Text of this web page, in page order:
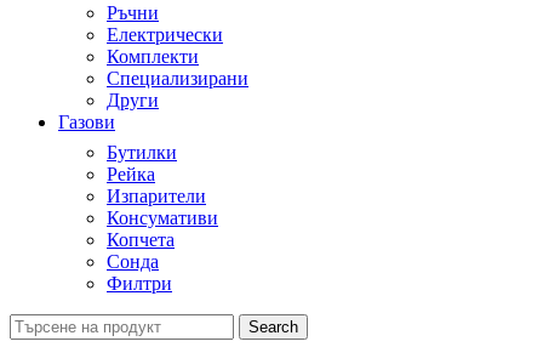
Ръчни
Електрически
Комплекти
Специализирани
Други
Газови
Бутилки
Рейка
Изпарители
Консумативи
Копчета
Сонда
Филтри
Search